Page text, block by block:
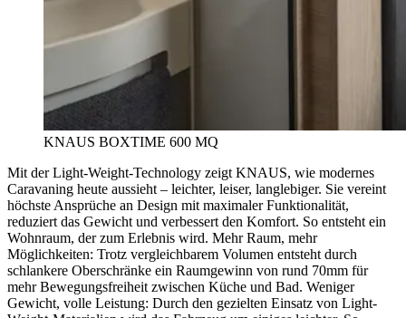
KNAUS BOXTIME 600 MQ
Mit der Light‐Weight‐Technology zeigt KNAUS, wie modernes
Caravaning heute aussieht – leichter, leiser, langlebiger. Sie vereint
höchste Ansprüche an Design mit maximaler Funktionalität,
reduziert das Gewicht und verbessert den Komfort. So entsteht ein
Wohnraum, der zum Erlebnis wird. Mehr Raum, mehr
Möglichkeiten: Trotz vergleichbarem Volumen entsteht durch
schlankere Oberschränke ein Raumgewinn von rund 70mm für
mehr Bewegungsfreiheit zwischen Küche und Bad. Weniger
Gewicht, volle Leistung: Durch den gezielten Einsatz von Light‐